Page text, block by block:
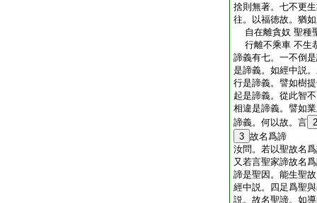
捨則無著。七不更
往。以福徳故。猶
自在離貪奴 聖種
行離不乘車 不生
諦義有七。一不倒
是諦義。如經中説
行是諦義。譬如樹
起是諦義。從此智
相違是諦義。譬如
諦義。何以故。言 2
3 故名爲諦
汝問。若以聖故名
又若言聖家諦故名
諦是聖因。能生聖
經中説。四足爲聖
説。故名聖諦。如